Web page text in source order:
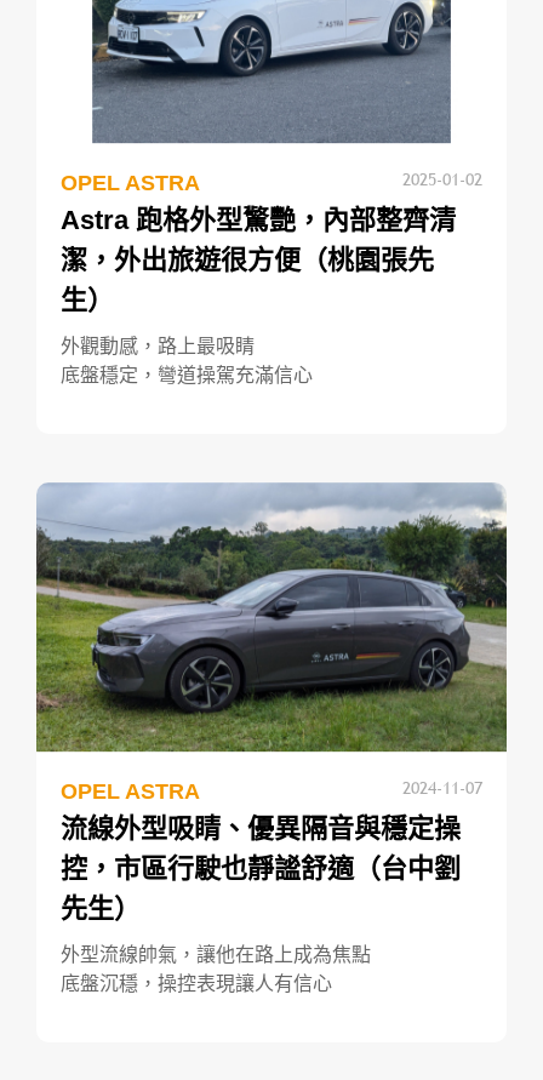
OPEL ASTRA 2025-01-02
Astra 跑格外型驚艷，內部整齊清
潔，外出旅遊很方便（桃園張先
生）
外觀動感，路上最吸睛
底盤穩定，彎道操駕充滿信心
OPEL ASTRA 2024-11-07
流線外型吸睛、優異隔音與穩定操
控，市區行駛也靜謐舒適（台中劉
先生）
外型流線帥氣，讓他在路上成為焦點
底盤沉穩，操控表現讓人有信心